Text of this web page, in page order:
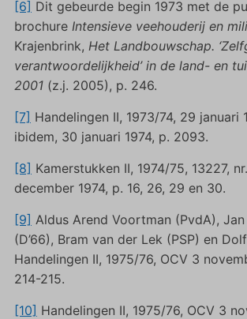
[6] Dit gebeurde begin 1973 met de
brochure Intensieve veehouderij en
Krajenbrink, Het Landbouwschap.
verantwoordelijkheid’ in de land- en
2001(z.j. 2005), p. 246.
[7] Handelingen II, 1973/74, 29 januari
ibidem, 30 januari 1974, p. 2093.
[8] Kamerstukken II, 1974/75, 13227,
december 1974, p. 16, 26, 29 en 30.
[9] Aldus Arend Voortman (PvdA), Jan
(D’66), Bram van der Lek (PSP) en
Handelingen II, 1975/76, OCV 3
214-215.
[10] Handelingen II, 1975/76, OCV 3